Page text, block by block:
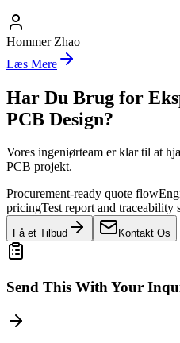
Hommer Zhao
Læs Mere
Har Du Brug for
PCB Design?
Vores ingeniørteam er klar til at
PCB projekt.
Procurement-ready quote flow
pricingTest report and traceability
Få et Tilbud Kontakt Os
Send This With Your